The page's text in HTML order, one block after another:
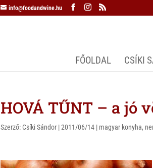
info@foodandwine.hu
FŐOLDAL CSÍKI
HOVÁ TŰNT – a jó
Szerző: Csíki Sándor |2011/06/14 | magyar konyha,